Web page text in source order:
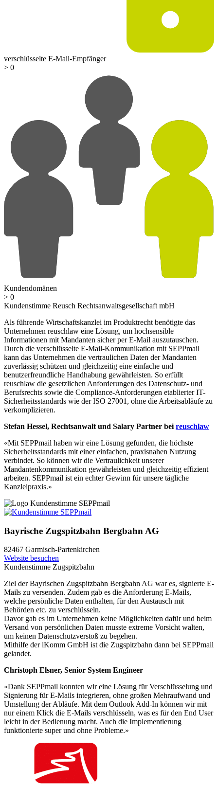
verschlüsselte E-Mail-Empfänger
> 0
Kundendomänen
> 0
Kundenstimme Reusch Rechtsanwaltsgesellschaft mbH
Als führende Wirtschaftskanzlei im Produktrecht benötigte das
Unternehmen reuschlaw eine Lösung, um hochsensible
Informationen mit Mandanten sicher per E-Mail auszutauschen.
Durch die verschlüsselte E-Mail-Kommunikation mit SEPPmail
kann das Unternehmen die vertraulichen Daten der Mandanten
zuverlässig schützen und gleichzeitig eine einfache und
benutzerfreundliche Handhabung gewährleisten. So erfüllt
reuschlaw die gesetzlichen Anforderungen des Datenschutz- und
Berufsrechts sowie die Compliance-Anforderungen etablierter IT-
Sicherheitsstandards wie der ISO 27001, ohne die Arbeitsabläufe zu
verkomplizieren.
Stefan Hessel, Rechtsanwalt und Salary Partner bei reuschlaw
«Mit SEPPmail haben wir eine Lösung gefunden, die höchste
Sicherheitsstandards mit einer einfachen, praxisnahen Nutzung
verbindet. So können wir die Vertraulichkeit unserer
Mandantenkommunikation gewährleisten und gleichzeitig effizient
arbeiten. SEPPmail ist ein echter Gewinn für unsere tägliche
Kanzleipraxis.»
Bayrische Zugspitzbahn Bergbahn AG
82467 Garmisch-Partenkirchen
Website besuchen
Kundenstimme Zugspitzbahn
Ziel der Bayrischen Zugspitzbahn Bergbahn AG war es, signierte E-
Mails zu versenden. Zudem gab es die Anforderung E-Mails,
welche persönliche Daten enthalten, für den Austausch mit
Behörden etc. zu verschlüsseln.
Davor gab es im Unternehmen keine Möglichkeiten dafür und beim
Versand von persönlichen Daten musste extreme Vorsicht walten,
um keinen Datenschutzverstoß zu begehen.
Mithilfe der iKomm GmbH ist die Zugspitzbahn dann bei SEPPmail
gelandet.
Christoph Elsner, Senior System Engineer
«Dank SEPPmail konnten wir eine Lösung für Verschlüsselung und
Signierung für E-Mails integrieren, ohne großen Mehraufwand und
Umstellung der Abläufe. Mit dem Outlook Add-In können wir mit
nur einem Klick die E-Mails verschlüsseln, was es für den End User
leicht in der Bedienung macht. Auch die Implementierung
funktionierte super und ohne Probleme.»